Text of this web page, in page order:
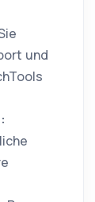
und